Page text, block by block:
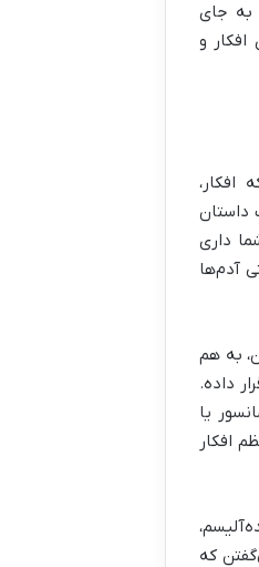
به جای
و
داستان
داری
آدم‌ها
به هم
داده.
یا
افکار
که